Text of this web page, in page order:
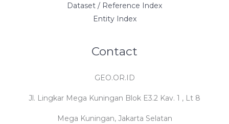
Dataset / Reference Index
Entity Index
Contact
GEO.OR.ID
Jl. Lingkar Mega Kuningan Blok E3.2 Kav. 1 , Lt 8
Mega Kuningan, Jakarta Selatan